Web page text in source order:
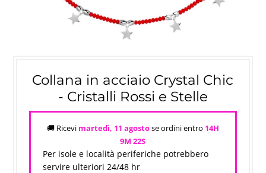
Collana in acciaio Crystal Chic
- Cristalli Rossi e Stelle
🚚 Ricevi martedì, 11 agostose ordini entro 14H
9M 22S
Per isole e località periferiche potrebbero
servire ulteriori 24/48 hr